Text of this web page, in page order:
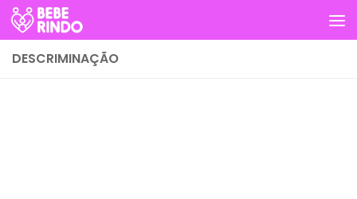
Skip to content
DESCRIMINAÇÃO